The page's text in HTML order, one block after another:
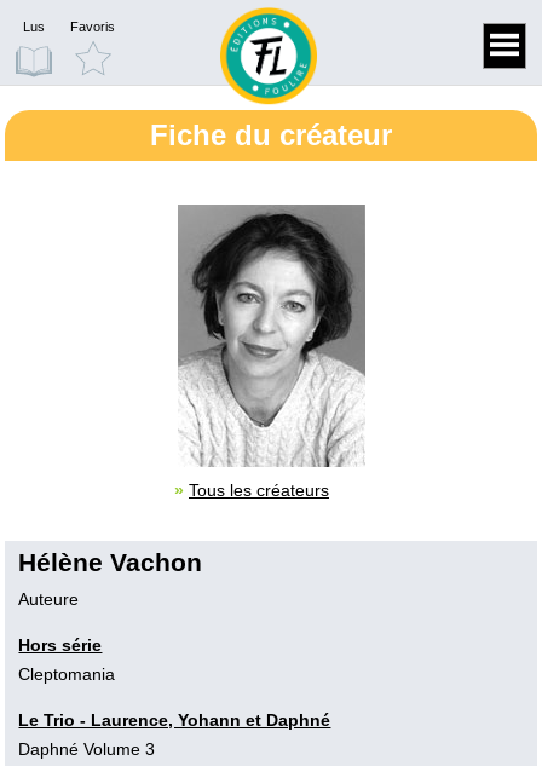
Lus Favoris
Fiche du créateur
» Tous les créateurs
Hélène Vachon
Auteure
Hors série
Cleptomania
Le Trio - Laurence, Yohann et Daphné
Daphné Volume 3